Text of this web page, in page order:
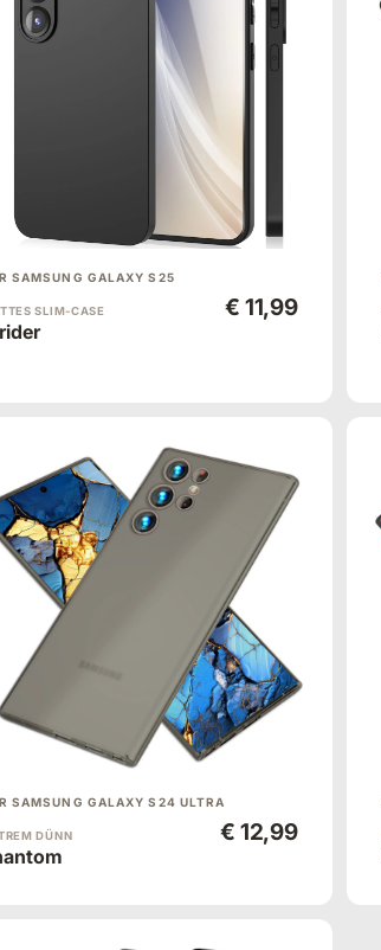
SAMSUNG GALAXY S25
SLIM-CASE € 11,99
SAMSUNG GALAXY S24 ULTRA
DÜNN € 12,99